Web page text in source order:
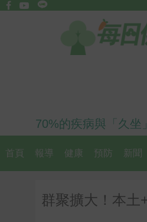
70%的疾病與「久坐
首頁 報導 健康 預防 新聞
群聚擴大！本土